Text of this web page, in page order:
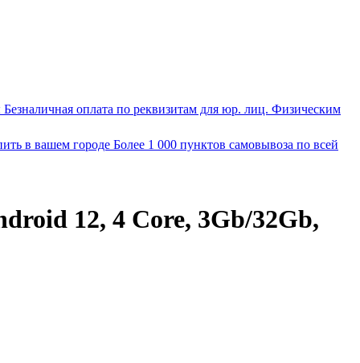
Безналичная оплата по реквизитам для юр. лиц. Физическим
в вашем городе Более 1 000 пунктов самовывоза по всей
12, 4 Core, 3Gb/32Gb,